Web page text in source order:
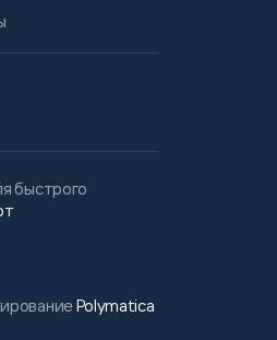
быстрого
Polymatica